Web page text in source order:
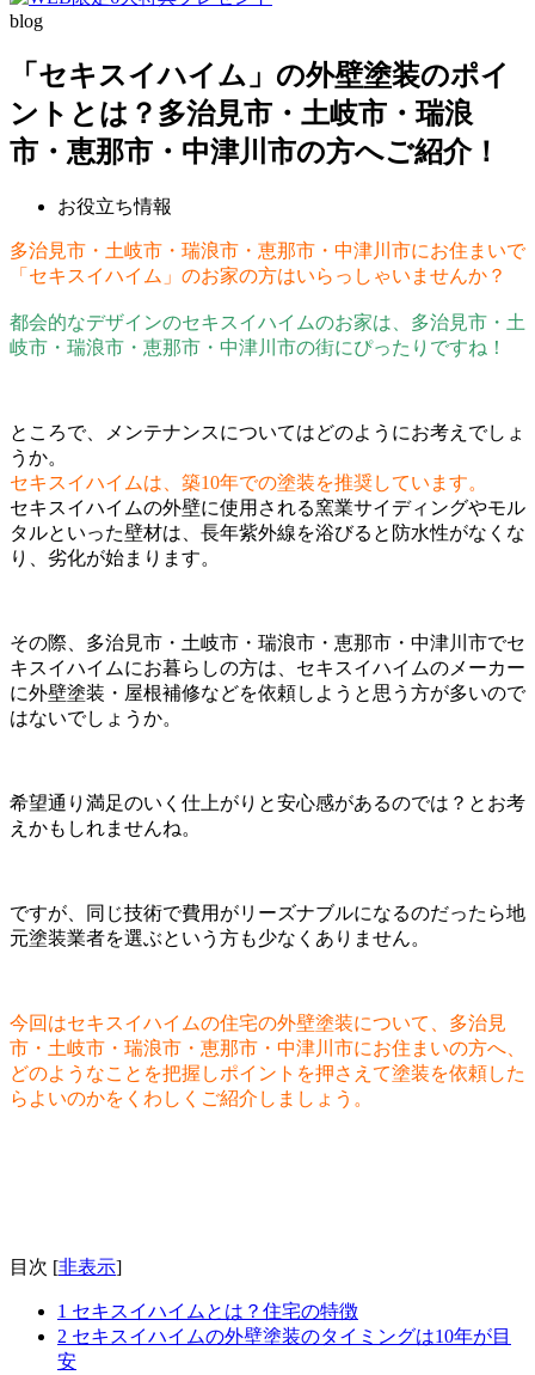
blog
「セキスイハイム」の外壁塗装のポイ
ントとは？多治見市・土岐市・瑞浪
市・恵那市・中津川市の方へご紹介！
お役立ち情報
多治見市・土岐市・瑞浪市・恵那市・中津川市にお住まいで
「セキスイハイム」のお家の方はいらっしゃいませんか？
都会的なデザインのセキスイハイムのお家は、多治見市・土
岐市・瑞浪市・恵那市・中津川市の街にぴったりですね！
ところで、メンテナンスについてはどのようにお考えでしょ
うか。
セキスイハイムは、築10年での塗装を推奨しています。
セキスイハイムの外壁に使用される窯業サイディングやモル
タルといった壁材は、長年紫外線を浴びると防水性がなくな
り、劣化が始まります。
その際、多治見市・土岐市・瑞浪市・恵那市・中津川市でセ
キスイハイムにお暮らしの方は、セキスイハイムのメーカー
に外壁塗装・屋根補修などを依頼しようと思う方が多いので
はないでしょうか。
希望通り満足のいく仕上がりと安心感があるのでは？とお考
えかもしれませんね。
ですが、同じ技術で費用がリーズナブルになるのだったら地
元塗装業者を選ぶという方も少なくありません。
今回はセキスイハイムの住宅の外壁塗装について、多治見
市・土岐市・瑞浪市・恵那市・中津川市にお住まいの方へ、
どのようなことを把握しポイントを押さえて塗装を依頼した
らよいのかをくわしくご紹介しましょう。
目次 [非表示]
1 セキスイハイムとは？住宅の特徴
2 セキスイハイムの外壁塗装のタイミングは10年が目
安